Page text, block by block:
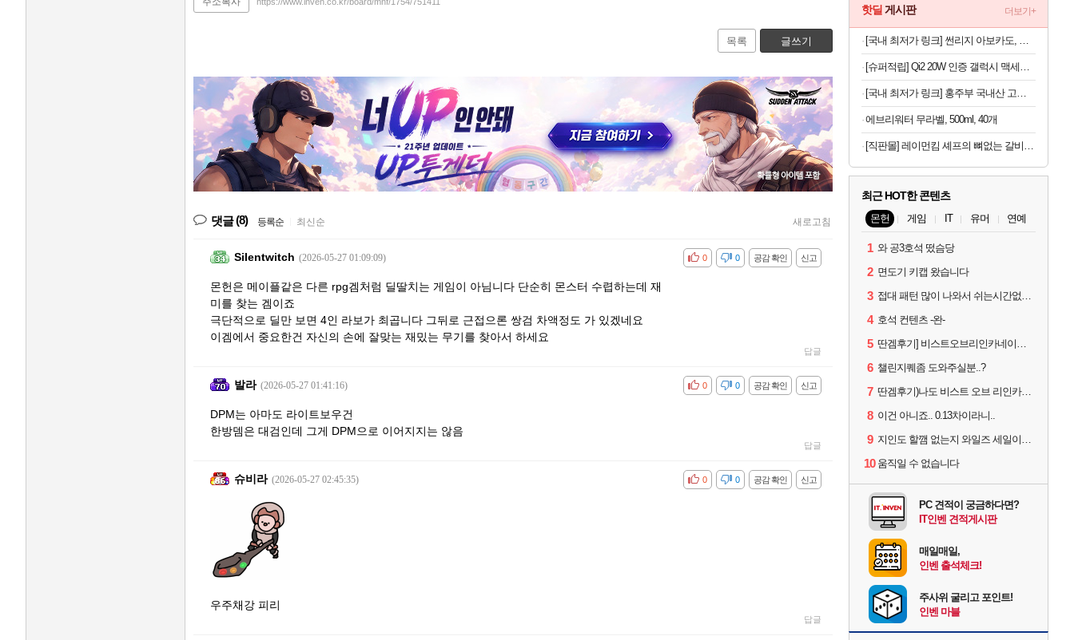
목록 글쓰기
댓글(8) 등록순 최신순 새로고침
Silentwitch (2026-05-27 01:09:09) 신고
공감 확인
비공감 0
0
몬헌은 메이플같은 다른 rpg겜처럼 딜딸치는 게임이 아님니다 단순히 몬스터 수렵하는데 재
미를 찾는 겜이죠
극단적으로 딜만 보면 4인 라보가 최곱니다 그뒤로 근접으론 쌍검 차액정도 가 있겠네요
이겜에서 중요한건 자신의 손에 잘맞는 재밌는 무기를 찾아서 하세요
답글
발라 (2026-05-27 01:41:16) 신고
공감 확인
비공감 0
0
DPM는 아마도 라이트보우건
한방뎀은 대검인데 그게 DPM으로 이어지지는 않음
답글
슈비라 (2026-05-27 02:45:35) 신고
공감 확인
비공감 0
0
우주채강 피리
답글
핫딜 게시판 더보기+
[국내 최저가 링크] 썬리지 아보카도, 생과, 중대과, 10과, 1박스
[슈퍼적립] Qi2 20W 인증 갤럭시 맥세이프 케이스 에어핏프로 맥핏 블랙, 갤럭시Z 폴드8 울트라
[국내 최저가 링크] 홍주부 국내산 고춧가루, 일반굵기, 보통매운맛, 1kg, 1개
에브리워터 무라벨, 500ml, 40개
[직판몰] 레이먼킴 셰프의 뼈없는 갈비탕 정석 500g*4팩
최근 HOT한 콘텐츠
몬헌 게임 IT 유머 연예
1 와 공3호석 떴슴당
2 면도기 키캡 왔습니다
3 접대 패턴 많이 나와서 쉬는시간없이 빡딜한것같은데..
4 호석 컨텐츠 -완-
5 딴겜후기] 비스트오브리인카네이션 하...
6 챌린지퀘좀 도와주실분..?
7 딴겜후기)나도 비스트 오브 리인카네이션 후기
8 이건 아니죠.. 0.13차이라니..
9 지인도 할깸 없는지 와일즈 세일이면 txt
10 움직일 수 없습니다
PC 견적이 궁금하다면?
IT인벤 견적게시판
매일매일,
인벤 출석체크!
주사위 굴리고 포인트!
인벤 마블